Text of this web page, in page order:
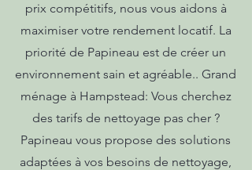
prix compétitifs, nous vous aidons à
maximiser votre rendement locatif. La
priorité de Papineau est de créer un
environnement sain et agréable.. Grand
ménage à Hampstead: Vous cherchez
des tarifs de nettoyage pas cher ?
Papineau vous propose des solutions
adaptées à vos besoins de nettoyage,